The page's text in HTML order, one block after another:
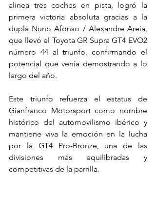
alinea tres coches en pista, logró la
primera victoria absoluta gracias a la
dupla Nuno Afonso / Alexandre Areia,
que llevó el Toyota GR Supra GT4 EVO2
número 44 al triunfo, confirmando el
potencial que venía demostrando a lo
largo del año.
Este triunfo refuerza el estatus de
Gianfranco Motorsport como nombre
histórico del automovilismo ibérico y
mantiene viva la emoción en la lucha
por la GT4 Pro-Bronze, una de las
divisiones más equilibradas y
competitivas de la parrilla.